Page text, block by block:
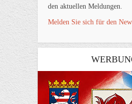
den aktuellen Meldungen.
Melden Sie sich für den